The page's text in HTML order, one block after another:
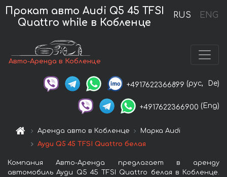
RUS ENG
Прокат авто Audi Q5 45 TFSI
Quattro while в Кобленце
Авто-Аренда в Кобленце
+4917622366899 (рус, De)
+4917622366900 (Eng)
Аренда авто в Кобленце
Марка Audi
Ауди Q5 45 TFSI Quattro белая
Компания Авто-Аренда предлагает в аренду
автомобиль Ауди Q5 45 TFSI Quattro белая в Кобленце.